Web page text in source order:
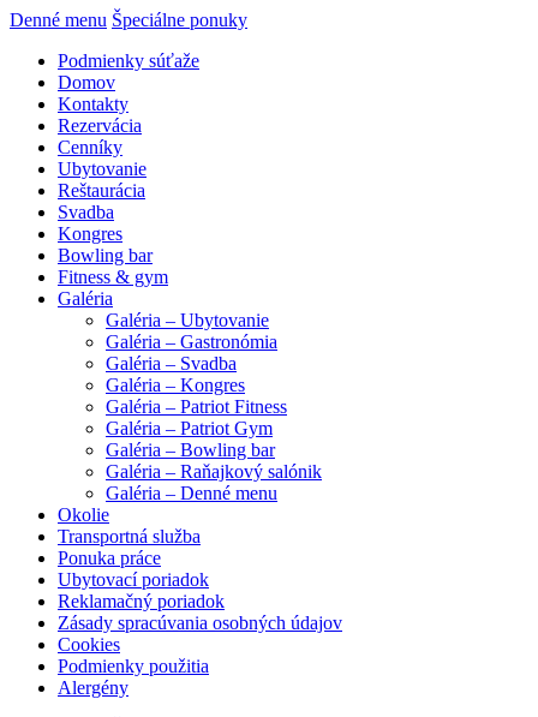
Denné menu Špeciálne ponuky
Podmienky súťaže
Domov
Kontakty
Rezervácia
Cenníky
Ubytovanie
Reštaurácia
Svadba
Kongres
Bowling bar
Fitness & gym
Galéria
Galéria – Ubytovanie
Galéria – Gastronómia
Galéria – Svadba
Galéria – Kongres
Galéria – Patriot Fitness
Galéria – Patriot Gym
Galéria – Bowling bar
Galéria – Raňajkový salónik
Galéria – Denné menu
Okolie
Transportná služba
Ponuka práce
Ubytovací poriadok
Reklamačný poriadok
Zásady spracúvania osobných údajov
Cookies
Podmienky použitia
Alergény